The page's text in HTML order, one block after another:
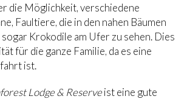
die Möglichkeit, verschiedene
Faultiere, die in den nahen Bäumen
Krokodile am Ufer zu sehen. Dies
für die ganze Familie, da es eine
ist.
Lodge & Reserveist eine gute